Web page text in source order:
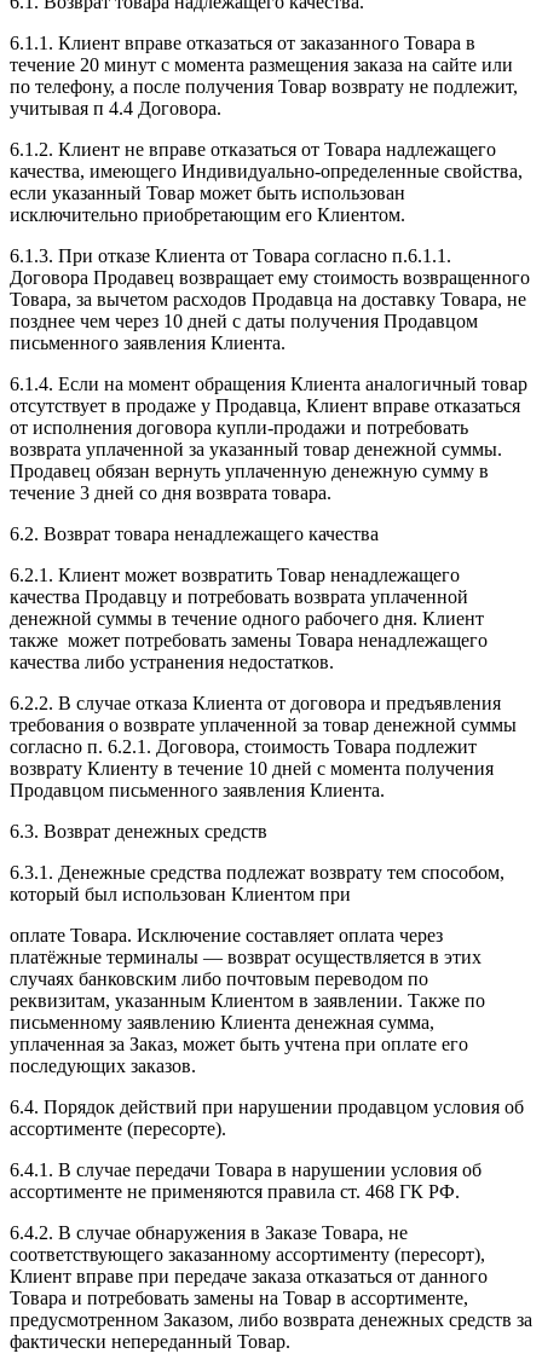
6.1.1. Клиент вправе отказаться от заказанного Товара в
течение 20 минут с момента размещения заказа на сайте или
по телефону, а после получения Товар возврату не подлежит,
учитывая п 4.4 Договора.
6.1.2. Клиент не вправе отказаться от Товара надлежащего
качества, имеющего Индивидуально-определенные свойства,
если указанный Товар может быть использован
исключительно приобретающим его Клиентом.
6.1.3. При отказе Клиента от Товара согласно п.6.1.1.
Договора Продавец возвращает ему стоимость возвращенного
Товара, за вычетом расходов Продавца на доставку Товара, не
позднее чем через 10 дней с даты получения Продавцом
письменного заявления Клиента.
6.1.4. Если на момент обращения Клиента аналогичный товар
отсутствует в продаже у Продавца, Клиент вправе отказаться
от исполнения договора купли-продажи и потребовать
возврата уплаченной за указанный товар денежной суммы.
Продавец обязан вернуть уплаченную денежную сумму в
течение 3 дней со дня возврата товара.
6.2. Возврат товара ненадлежащего качества
6.2.1. Клиент может возвратить Товар ненадлежащего
качества Продавцу и потребовать возврата уплаченной
денежной суммы в течение одного рабочего дня. Клиент
также может потребовать замены Товара ненадлежащего
качества либо устранения недостатков.
6.2.2. В случае отказа Клиента от договора и предъявления
требования о возврате уплаченной за товар денежной суммы
согласно п. 6.2.1. Договора, стоимость Товара подлежит
возврату Клиенту в течение 10 дней с момента получения
Продавцом письменного заявления Клиента.
6.3. Возврат денежных средств
6.3.1. Денежные средства подлежат возврату тем способом,
который был использован Клиентом при
оплате Товара. Исключение составляет оплата через
платёжные терминалы — возврат осуществляется в этих
случаях банковским либо почтовым переводом по
реквизитам, указанным Клиентом в заявлении. Также по
письменному заявлению Клиента денежная сумма,
уплаченная за Заказ, может быть учтена при оплате его
последующих заказов.
6.4. Порядок действий при нарушении продавцом условия об
ассортименте (пересорте).
6.4.1. В случае передачи Товара в нарушении условия об
ассортименте не применяются правила ст. 468 ГК РФ.
6.4.2. В случае обнаружения в Заказе Товара, не
соответствующего заказанному ассортименту (пересорт),
Клиент вправе при передаче заказа отказаться от данного
Товара и потребовать замены на Товар в ассортименте,
предусмотренном Заказом, либо возврата денежных средств за
фактически непереданный Товар.